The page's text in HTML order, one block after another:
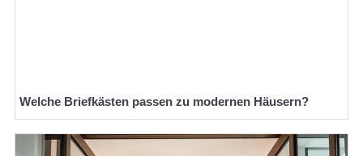
Welche Briefkästen passen zu modernen Häusern?